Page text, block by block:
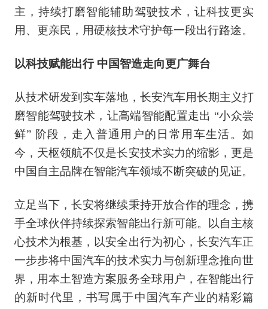
主，持续打磨智能辅助驾驶技术，让科技更实
用、更亲民，用硬核技术守护每一段出行路途。
以科技赋能出行 中国智造走向更广舞台
从技术研发到实车落地，长安汽车用长期主义打
磨智能驾驶技术，让高端智能配置走出 “小众尝
鲜” 阶段，走入普通用户的日常用车生活。如
今，天枢领航不仅是长安技术实力的缩影，更是
中国自主品牌在智能汽车领域不断突破的见证。
立足当下，长安将继续秉持开放合作的理念，携
手全球伙伴持续探索智能出行新可能。以自主核
心技术为根基，以安全出行为初心，长安汽车正
一步步将中国汽车的技术实力与创新理念推向世
界，用本土智造方案服务全球用户，在智能出行
的新时代里，书写属于中国汽车产业的精彩篇